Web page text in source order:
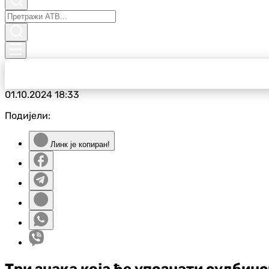
01.10.202418:33
Подијели:
Линк је копиран!